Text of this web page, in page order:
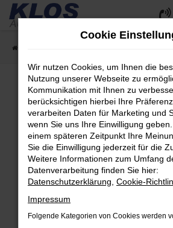
Zum
springen
Fehler: Network Error
Beim Laden ist ein Fehler
Hier sind ein paar Tipps, die dir
Überprüfe deine Firewall
Internetverbindung.
Laden andere Webseiten, zum
Suchmaschine?
Prüfe deine
Cookie
Wir nutzen Cookies, um Ihnen die
Nutzung unserer Webseite zu
Kommunikation mit Ihnen zu
berücksichtigen hierbei Ihre
verarbeiten Daten für Marketing und
wenn Sie uns Ihre Einwilligung
einem späteren Zeitpunkt Ihre
Sie die Einwilligung jederzeit für die
Weitere Informationen zum Umfang
Datenverarbeitung finden Sie hier:
Datenschutzerklärung Cookie-
Impressum
Folgende Kategorien von Cookies werden